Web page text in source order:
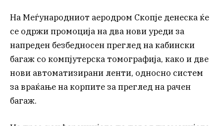
На Меѓународниот аеродром Скопје денеска ќе
се одржи промоција на два нови уреди за
напреден безбедносен преглед на кабински
багаж со компјутерска томографија, како и две
нови автоматизирани ленти, односно систем
за враќање на корпите за преглед на рачен
багаж.